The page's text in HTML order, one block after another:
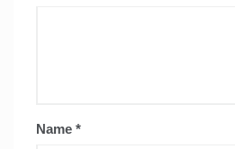
Name *